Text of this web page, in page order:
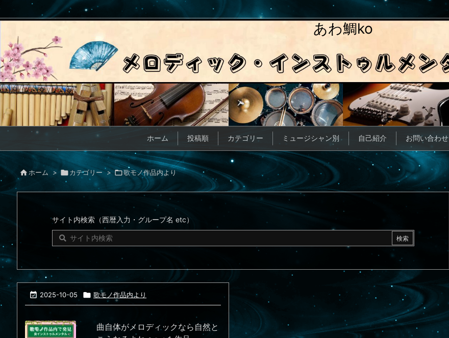
あわ鯛ko
ホーム 投稿順 カテゴリー ミュージシャン別 自己紹介 お問い合わせ
 ホーム > カテゴリー > 歌モノ作品内より
サイト内検索（西暦入力・グループ名 etc）
 2025-10-05  歌モノ作品内より
曲自体がメロディックなら自然と